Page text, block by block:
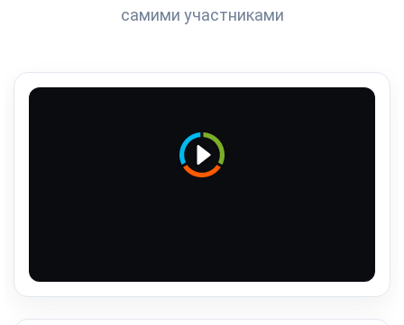
самими участниками